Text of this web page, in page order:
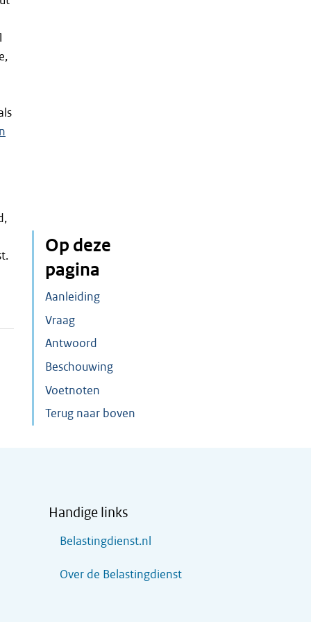
Op deze
pagina
Aanleiding
Vraag
Antwoord
Beschouwing
Voetnoten
Terug naar boven
Handige links
Belastingdienst.nl
Over de Belastingdienst